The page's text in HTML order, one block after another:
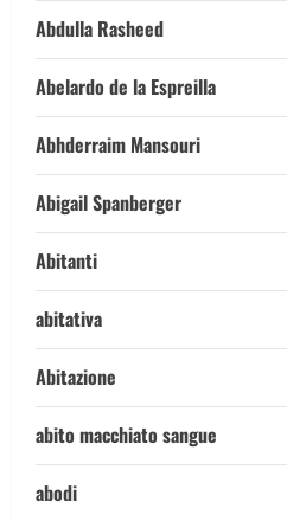
Abdulla Rasheed
Abelardo de la Espreilla
Abhderraim Mansouri
Abigail Spanberger
Abitanti
abitativa
Abitazione
abito macchiato sangue
abodi